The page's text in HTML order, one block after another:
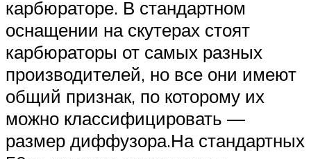
карбюраторе. В стандартном
оснащении на скутерах стоят
карбюраторы от самых разных
производителей, но все они имеют
общий признак, по которому их
можно классифицировать —
размер диффузора.На стандартных